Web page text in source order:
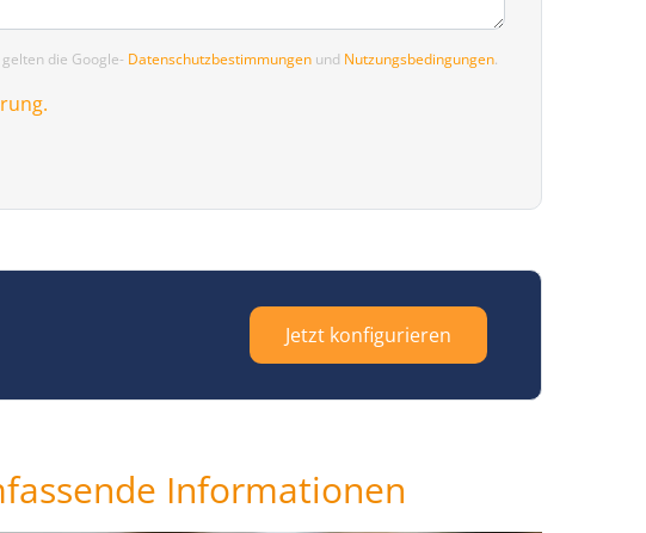
die Google- Datenschutzbestimmungen und Nutzungsbedingungen.
Jetzt konfigurieren
Informationen